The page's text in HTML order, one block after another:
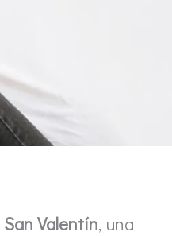
San Valentín, una